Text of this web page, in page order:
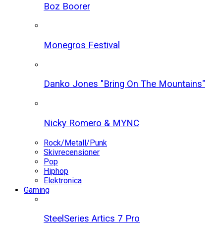
Boz Boorer
Monegros Festival
Danko Jones "Bring On The Mountains"
Nicky Romero & MYNC
Rock/Metall/Punk
Skivrecensioner
Pop
Hiphop
Elektronica
Gaming
SteelSeries Artics 7 Pro